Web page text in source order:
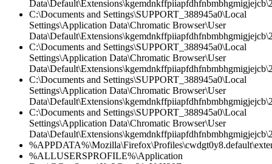
C:\Documents and Settings\SUPPORT_388945a0\Local
Settings\Application Data\Chromatic Browser\User
C:\Documents and Settings\SUPPORT_388945a0\Local
Settings\Application Data\Chromatic Browser\User
C:\Documents and Settings\SUPPORT_388945a0\Local
Settings\Application Data\Chromatic Browser\User
C:\Documents and Settings\SUPPORT_388945a0\Local
Settings\Application Data\Chromatic Browser\User
%ALLUSERSPROFILE%\Application